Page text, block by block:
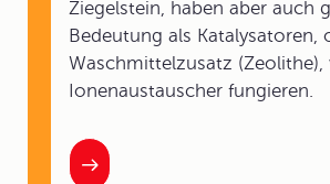
Ziegelstein, haben aber auch
Bedeutung als Katalysatoren,
Waschmittelzusatz (Zeolithe),
Ionenaustauscher fungieren.